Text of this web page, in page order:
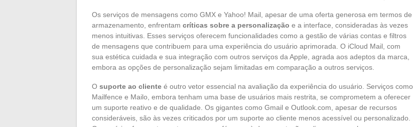
Os serviços de mensagens como GMX e Yahoo! Mail, apesar de uma oferta generosa em termos de
armazenamento, enfrentam críticas sobre a personalização e a interface, consideradas às vezes
menos intuitivas. Esses serviços oferecem funcionalidades como a gestão de várias contas e filtros
de mensagens que contribuem para uma experiência do usuário aprimorada. O iCloud Mail, com
sua estética cuidada e sua integração com outros serviços da Apple, agrada aos adeptos da marca,
embora as opções de personalização sejam limitadas em comparação a outros serviços.
O suporte ao cliente é outro vetor essencial na avaliação da experiência do usuário. Serviços como
Mailfence e Mailo, embora tenham uma base de usuários mais restrita, se comprometem a oferecer
um suporte reativo e de qualidade. Os gigantes como Gmail e Outlook.com, apesar de recursos
consideráveis, são às vezes criticados por um suporte ao cliente menos acessível ou personalizado.